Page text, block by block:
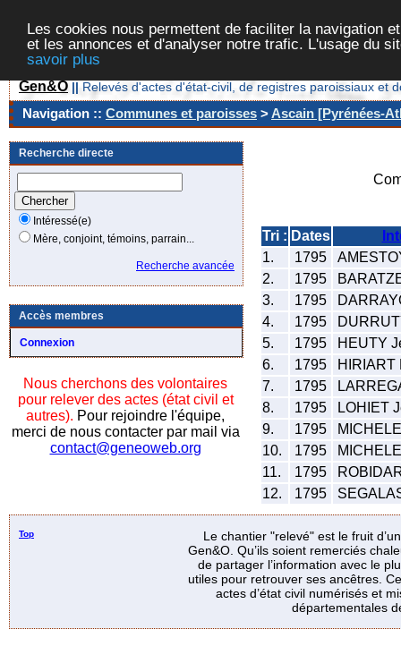
Les cookies nous permettent de faciliter la navigation
et les annonces et d'analyser notre trafic. L'usage du
savoir plus
Gen&O || Relevés d'actes d'état-civil, de registres paroissiaux et
Navigation :: Communes et paroisses >Ascain [Pyrénées-
Recherche directe
Intéressé(e)
Mère, conjoint, témoins, parrain...
Recherche avancée
Accès membres
Connexion
Nous cherchons des volontaires
pour relever des actes (état civil et
autres). Pour rejoindre l'équipe,
merci de nous contacter par mail via
contact@geneoweb.org
Tri : Dates
1.
1795
2.
1795
3.
1795
4.
1795
5.
1795
HEUTY
6.
1795
HIRIART
7.
1795
8.
1795
LOHIET
9.
1795
10.
1795
11.
1795
12.
1795
Top
Le chantier "relevé" est le fruit
Gen&O. Qu’ils soient remerciés
de partager l’information avec le
utiles pour retrouver ses ancêtres.
actes d’état civil numérisés et
départementales